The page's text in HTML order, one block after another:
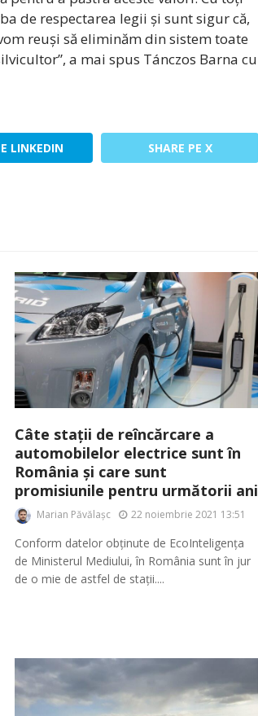
de respectarea legii și sunt sigur că,
reuși să eliminăm din sistem toate
a mai spus Tánczos Barna cu
LINKEDIN SHARE PE X
Câte stații de reîncărcare a
automobilelor electrice sunt în
România și care sunt
promisiunile pentru următorii ani
Marian Păvălașc 22 noiembrie 2021 13:51
Conform datelor obținute de EcoInteligența
de Ministerul Mediului, în România sunt în jur
de o mie de astfel de stații....